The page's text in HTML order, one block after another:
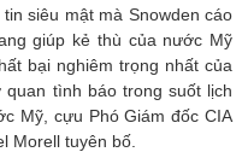
siêu mật mà Snowden cáo
giúp kẻ thù của nước Mỹ
bại nghiêm trọng nhất của
quan tình báo trong suốt lịch
Mỹ, cựu Phó Giám đốc CIA
Morell tuyên bố.